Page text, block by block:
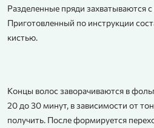
Разделенные пряди захватываются
Приготовленный по инструкции
кистью.
Концы волос заворачиваются в
20 до 30 минут, в зависимости от
получить. После формируется